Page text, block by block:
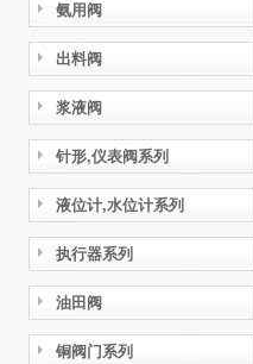
氨用阀
出料阀
浆液阀
针形,仪表阀系列
液位计,水位计系列
执行器系列
油田阀
铜阀门系列